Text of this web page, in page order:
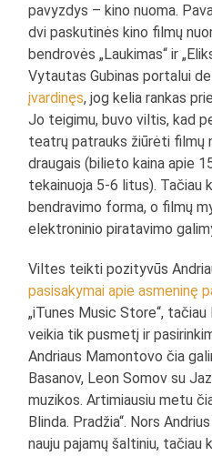
pavyzdys – kino nuoma.
dvi paskutinės kino filmų
bendrovės „Laukimas“ ir
Vytautas Gubinas portalui
įvardinęs, jog kelia rankas
Jo teigimu, buvo viltis, kad
teatrų patrauks žiūrėti filmų
draugais (bilieto kaina apie
tekainuoja 5-6 litus). Tačiau
bendravimo forma, o filmų
elektroninio piratavimo
Viltes teikti pozityvūs
pasisakymai apie asmeninę
„iTunes Music Store“,
veikia tik pusmetį ir
Andriaus Mamontovo čia
Basanov, Leon Somov su
muzikos. Artimiausiu metu
Blinda. Pradžia“. Nors
nauju pajamų šaltiniu, tačiau